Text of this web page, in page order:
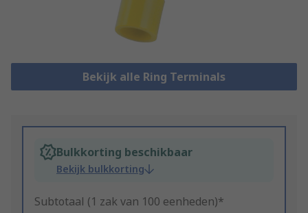
Bekijk alle Ring Terminals
Bulkkorting beschikbaar
Bekijk bulkkorting
Subtotaal (1 zak van 100 eenheden)*